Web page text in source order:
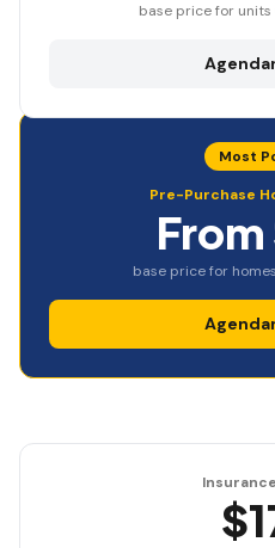
base price for
Most
Pre-Purchase
base price for